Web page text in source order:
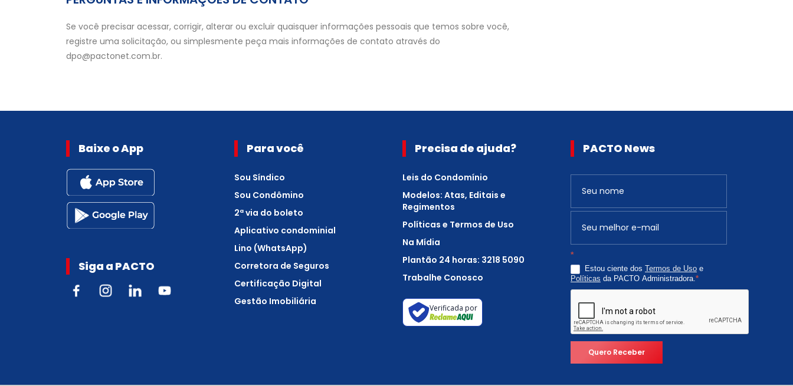
Se você precisar acessar, corrigir, alterar ou excluir quaisquer informações pessoais que temos sobre você,
registre uma solicitação, ou simplesmente peça mais informações de contato através do
dpo@pactonet.com.br.
Baixe o App
Siga a PACTO
Para você
Sou Síndico
Sou Condômino
2ª via do boleto
Aplicativo condominial
Lino (WhatsApp)
Corretora de Seguros
Certificação Digital
Gestão Imobiliária
Precisa de ajuda?
Leis do Condomínio
Modelos: Atas, Editais e
Regimentos
Políticas e Termos de Uso
Na Mídia
Plantão 24 horas: 3218 5090
Trabalhe Conosco
Verificada por
PACTO News
*
Estou ciente dos Termos de Uso e
Políticas da PACTO Administradora. *
Quero Receber
v
ê
h
a
n